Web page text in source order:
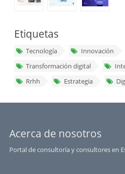
Etiquetas
Tecnología
Innovación
Transformación digital
Rrhh
Estrategia
Acerca de nosotros
Portal de consultoría y consultores en